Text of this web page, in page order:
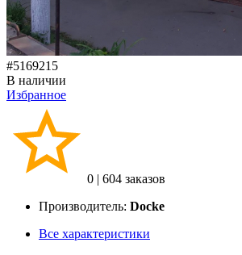
#5169215
В наличии
Избранное
0 | 604 заказов
Производитель: Docke
Все характеристики